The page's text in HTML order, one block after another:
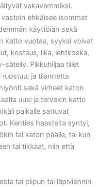
vakavammiksi.
ehkäisee isommat
käyttöiän sekä
katto vuotaa, syyksi voivat
kosteus, lika, lehtiroska,
säteily. Pikkuhiljaa tiilet
ja tilannetta
sekä virheet katon
uusi ja tervekin katto
paikalle sattuvat
Kenties haasteita syntyi,
tai katon päälle, tai kun
tai tikkaat, niin että
tai piipun tai läpiviennin